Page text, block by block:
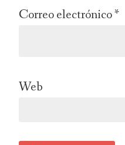
Correo electrónico*
Web